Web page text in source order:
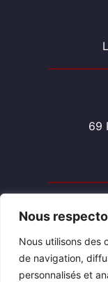
Nous
Nous utilisons des
de navigation,
personnalisés et
69